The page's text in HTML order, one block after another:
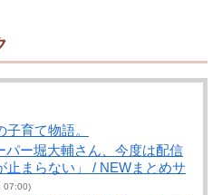
育て物語。
パー堀大輔さん、今度は配信
止まらない」 / NEWまとめサ
07:00)